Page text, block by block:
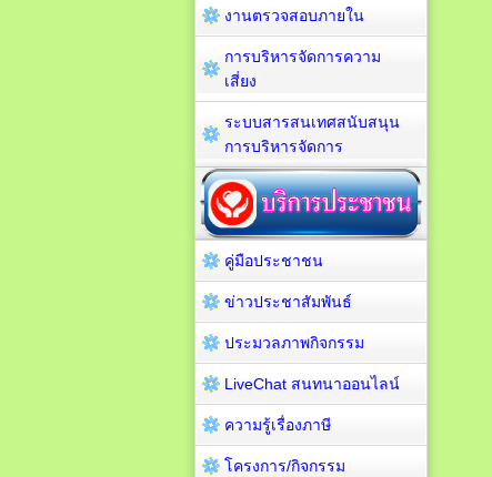
งานตรวจสอบภายใน
การบริหารจัดการความ
เสี่ยง
ระบบสารสนเทศสนับสนุน
การบริหารจัดการ
คู่มือประชาชน
ข่าวประชาสัมพันธ์
ประมวลภาพกิจกรรม
LiveChat สนทนาออนไลน์
ความรู้เรื่องภาษี
โครงการ/กิจกรรม